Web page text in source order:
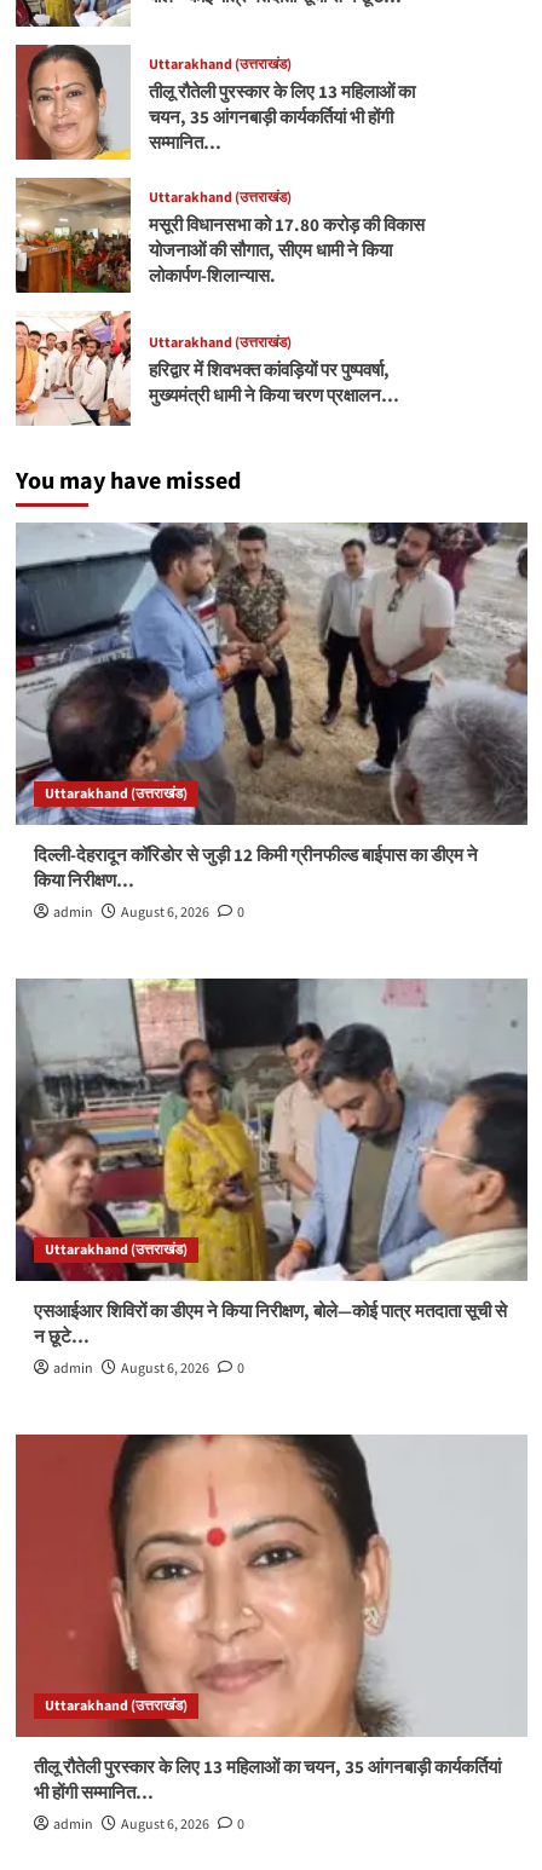
Uttarakhand (उत्तराखंड)
तीलू रौतेली पुरस्कार के लिए 13 महिलाओं का
चयन, 35 आंगनबाड़ी कार्यकर्तियां भी होंगी
सम्मानित…
Uttarakhand (उत्तराखंड)
मसूरी विधानसभा को 17.80 करोड़ की विकास
योजनाओं की सौगात, सीएम धामी ने किया
लोकार्पण-शिलान्यास.
Uttarakhand (उत्तराखंड)
हरिद्वार में शिवभक्त कांवड़ियों पर पुष्पवर्षा,
मुख्यमंत्री धामी ने किया चरण प्रक्षालन…
You may have missed
Uttarakhand (उत्तराखंड)
दिल्ली-देहरादून कॉरिडोर से जुड़ी 12 किमी ग्रीनफील्ड बाईपास का डीएम ने
किया निरीक्षण…
admin August 6, 2026 0
Uttarakhand (उत्तराखंड)
एसआईआर शिविरों का डीएम ने किया निरीक्षण, बोले—कोई पात्र मतदाता सूची से
न छूटे…
admin August 6, 2026 0
Uttarakhand (उत्तराखंड)
तीलू रौतेली पुरस्कार के लिए 13 महिलाओं का चयन, 35 आंगनबाड़ी कार्यकर्तियां
भी होंगी सम्मानित…
admin August 6, 2026 0